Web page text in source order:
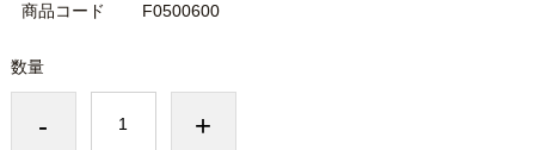
商品コード F0500600
数量
- +